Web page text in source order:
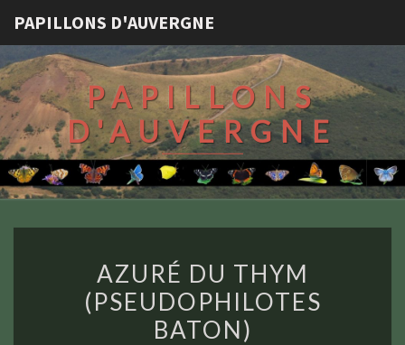
PAPILLONS D'AUVERGNE
PAPILLONS
D'AUVERGNE
DU
THYM
(PSEUDOPHILOTES
AZURÉ DU THYM
(PSEUDOPHILOTES
BATON)